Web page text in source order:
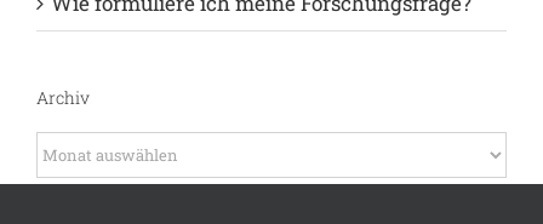
Archiv
Archiv